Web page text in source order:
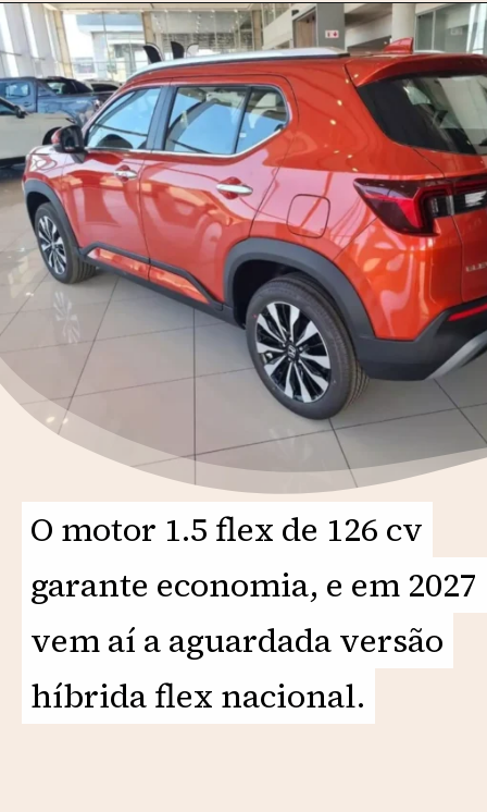
Opening https://motorprime.com.br/melhor-que-kicks-novo-honda-wr-v-2026-a-caminho-do-brasil/
O motor 1.5 flex de 126 cv
garante economia, e em 2027
vem aí a aguardada versão
híbrida flex nacional.
O motor 1.5 flex de 126 cv
garante economia, e em 2027
vem aí a aguardada versão
híbrida flex nacional.